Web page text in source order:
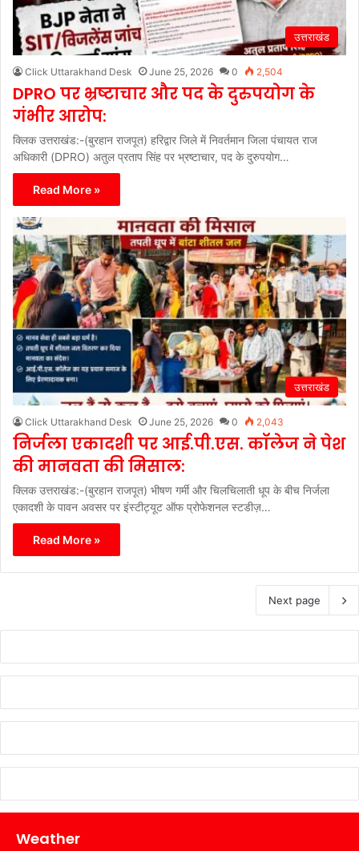
उत्तराखंड
Click Uttarakhand Desk June 25, 2026 0 2,504
DPRO पर भ्रष्टाचार और पद के दुरुपयोग के
गंभीर आरोप:
क्लिक उत्तराखंड:-(बुरहान राजपूत) हरिद्वार जिले में निवर्तमान जिला पंचायत राज
अधिकारी (DPRO) अतुल प्रताप सिंह पर भ्रष्टाचार, पद के दुरुपयोग…
Read More »
उत्तराखंड
Click Uttarakhand Desk June 25, 2026 0 2,043
निर्जला एकादशी पर आई.पी.एस. कॉलेज ने पेश
की मानवता की मिसाल:
क्लिक उत्तराखंड:-(बुरहान राजपूत) भीषण गर्मी और चिलचिलाती धूप के बीच निर्जला
एकादशी के पावन अवसर पर इंस्टीट्यूट ऑफ प्रोफेशनल स्टडीज़…
Read More »
Next page
Weather